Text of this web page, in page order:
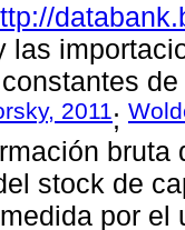
las
2011;
stock de
por